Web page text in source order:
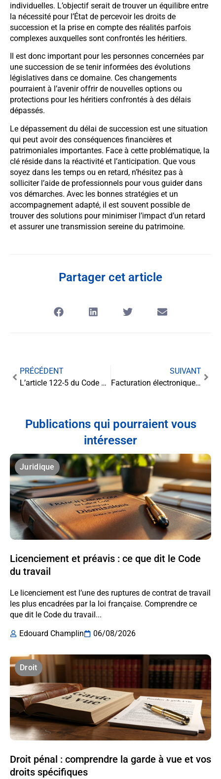
individuelles. L’objectif serait de trouver un équilibre entre
la nécessité pour l’État de percevoir les droits de
succession et la prise en compte des réalités parfois
complexes auxquelles sont confrontés les héritiers.
Il est donc important pour les personnes concernées par
une succession de se tenir informées des évolutions
législatives dans ce domaine. Ces changements
pourraient à l’avenir offrir de nouvelles options ou
protections pour les héritiers confrontés à des délais
dépassés.
Le dépassement du délai de succession est une situation
qui peut avoir des conséquences financières et
patrimoniales importantes. Face à cette problématique, la
clé réside dans la réactivité et l’anticipation. Que vous
soyez dans les temps ou en retard, n’hésitez pas à
solliciter l’aide de professionnels pour vous guider dans
vos démarches. Avec les bonnes stratégies et un
accompagnement adapté, il est souvent possible de
trouver des solutions pour minimiser l’impact d’un retard
et assurer une transmission sereine du patrimoine.
Partager cet article
PRÉCÉDENT
L’article 122-5 du Code pénal : la légitime défense en droit français
SUIVANT
Facturation électronique pour les avocats : le défi de la confidentialité
Publications qui pourraient vous
intéresser
Juridique
Licenciement et préavis : ce que dit le Code
du travail
Le licenciement est l’une des ruptures de contrat de travail
les plus encadrées par la loi française. Comprendre ce
que dit le Code du travail...
Edouard Champlin
06/08/2026
Droit
Droit pénal : comprendre la garde à vue et vos
droits spécifiques